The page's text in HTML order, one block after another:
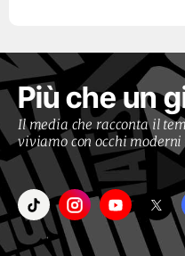
Più che un
Il media che racconta il
viviamo con occhi moderni